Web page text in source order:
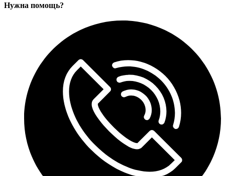
Нужна помощь?